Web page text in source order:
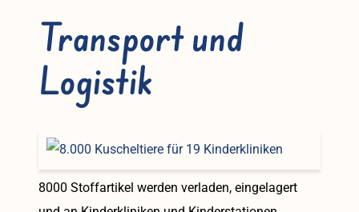
Transport und
Logistik
8000 Stoffartikel werden verladen, eingelagert